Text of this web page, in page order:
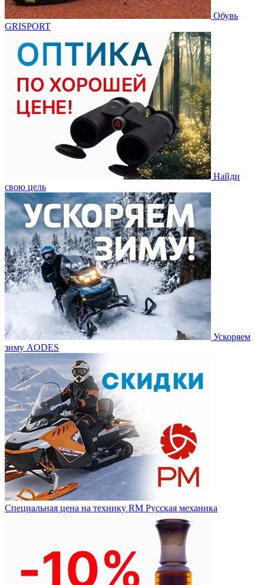
Обувь
GRISPORT
Найди
свою цель
Ускоряем
зиму AODES
Специальная цена на технику RM Русская механика